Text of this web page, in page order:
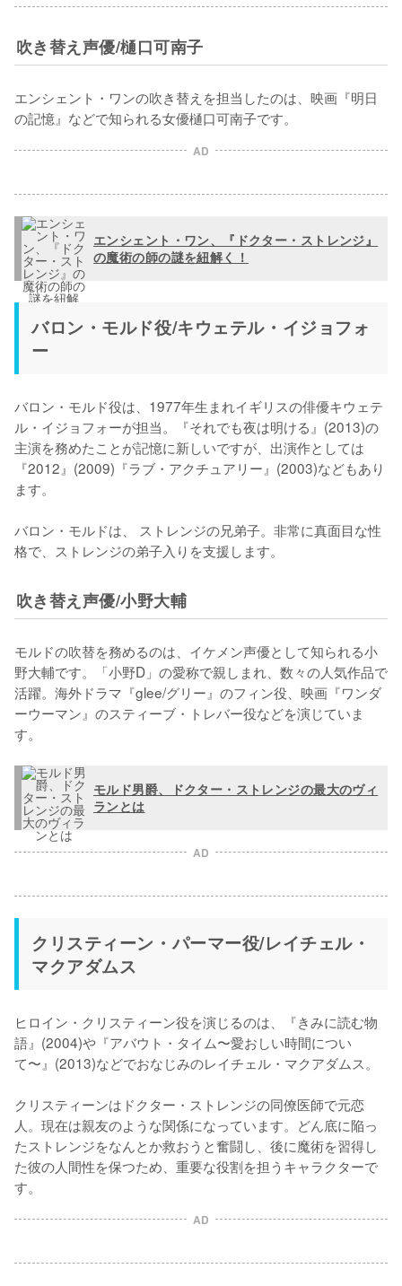
吹き替え声優/樋口可南子
エンシェント・ワンの吹き替えを担当したのは、映画『明日
の記憶』などで知られる女優樋口可南子です。
AD
エンシェント・ワン、『ドクター・ストレンジ』
の魔術の師の謎を紐解く！
バロン・モルド役/キウェテル・イジョフォ
ー
バロン・モルド役は、1977年生まれイギリスの俳優キウェテ
ル・イジョフォーが担当。『それでも夜は明ける』(2013)の
主演を務めたことが記憶に新しいですが、出演作としては
『2012』(2009)『ラブ・アクチュアリー』(2003)などもあり
ます。
バロン・モルドは、 ストレンジの兄弟子。非常に真面目な性
格で、ストレンジの弟子入りを支援します。
吹き替え声優/小野大輔
モルドの吹替を務めるのは、イケメン声優として知られる小
野大輔です。「小野D」の愛称で親しまれ、数々の人気作品で
活躍。海外ドラマ『glee/グリー』のフィン役、映画『ワンダ
ーウーマン』のスティーブ・トレバー役などを演じていま
す。
モルド男爵、ドクター・ストレンジの最大のヴィ
ランとは
AD
クリスティーン・パーマー役/レイチェル・
マクアダムス
ヒロイン・クリスティーン役を演じるのは、『きみに読む物
語』(2004)や『アバウト・タイム〜愛おしい時間につい
て〜』(2013)などでおなじみのレイチェル・マクアダムス。
クリスティーンはドクター・ストレンジの同僚医師で元恋
人。現在は親友のような関係になっています。どん底に陥っ
たストレンジをなんとか救おうと奮闘し、後に魔術を習得し
た彼の人間性を保つため、重要な役割を担うキャラクターで
す。
AD